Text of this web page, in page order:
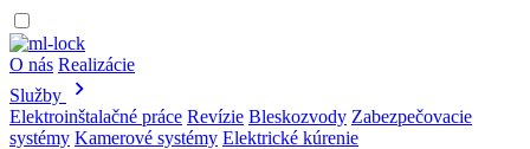
O nás Realizácie
Služby
Elektroinštalačné práce Revízie Bleskozvody Zabezpečovacie
systémy Kamerové systémy Elektrické kúrenie